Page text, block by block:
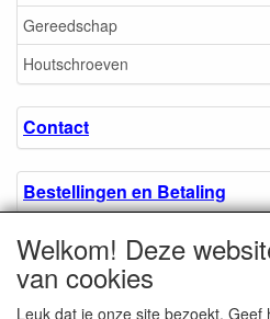
Gereedschap
Houtschroeven
Contact
Bestellingen en Betaling
Algemene voorwaarden
Welkom! Deze
van cookies
Leuk dat je onze site bezoekt.